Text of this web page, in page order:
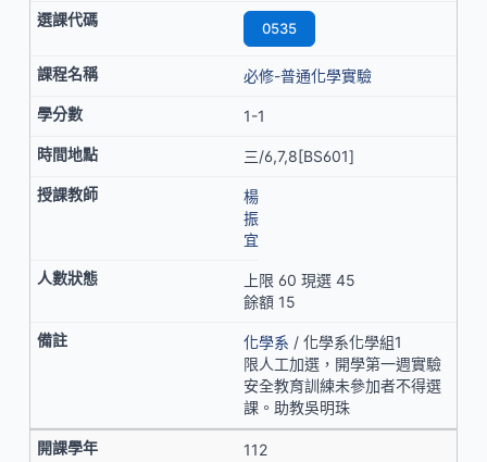
0535
必修-普通化學實驗
1-1
三/6,7,8[BS601]
楊
振
宜
上限 60 現選 45
餘額 15
化學系 / 化學系化學組1
限人工加選，開學第一週實驗
安全教育訓練未參加者不得選
課。助教吳明珠
112